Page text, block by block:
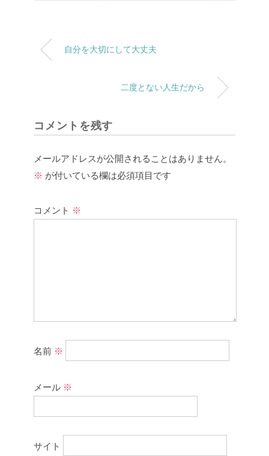
自分を大切にして大丈夫
二度とない人生だから
コメントを残す
メールアドレスが公開されることはありません。
※ が付いている欄は必須項目です
コメント ※
名前 ※
メール ※
サイト